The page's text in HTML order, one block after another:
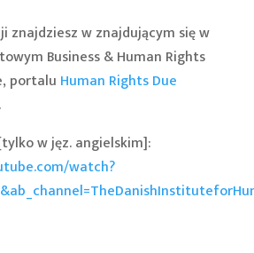
znajdziesz w znajdującym się w
Business & Human Rights
portalu Human Rights Due
.
w jęz. angielskim]:
watch?